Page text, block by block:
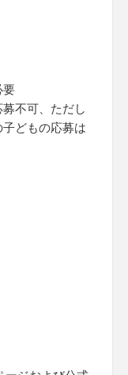
要
不可、ただし
どもの応募は